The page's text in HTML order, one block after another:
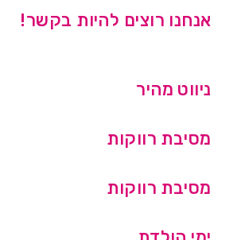
אנחנו רוצים להיות בקשר!
ניווט מהיר
מסיבת רווקות
מסיבת רווקות